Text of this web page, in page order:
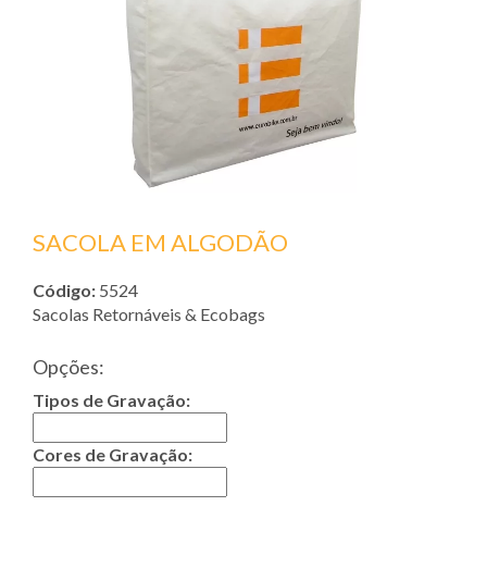
SACOLA EM ALGODÃO
Código: 5524
Sacolas Retornáveis & Ecobags
Opções:
Tipos de Gravação:
Cores de Gravação: